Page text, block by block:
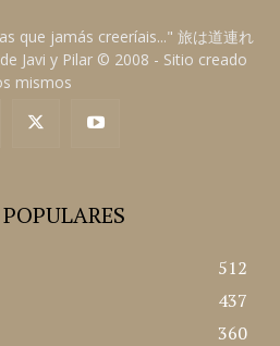
que jamás creeríais..." 旅は道連れ
Javi y Pilar © 2008 - Sitio creado
mismos
512
437
360